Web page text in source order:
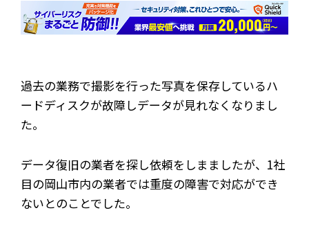
過去の業務で撮影を行った写真を保存しているハ
ードディスクが故障しデータが見れなくなりまし
た。
データ復旧の業者を探し依頼をしまましたが、1社
目の岡山市内の業者では重度の障害で対応ができ
ないとのことでした。